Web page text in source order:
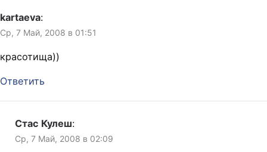
kartaeva:
Ср, 7 Май, 2008 в 01:51
красотища))
Ответить
Стас Кулеш:
Ср, 7 Май, 2008 в 02:09